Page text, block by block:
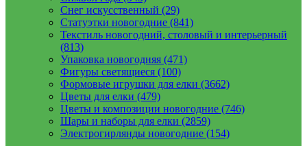
Снег искусственный (29)
Статуэтки новогодние (841)
Текстиль новогодний, столовый и интерьерный
(813)
Упаковка новогодняя (471)
Фигуры светящиеся (100)
Формовые игрушки для елки (3662)
Цветы для елки (479)
Цветы и композиции новогодние (746)
Шары и наборы для елки (2859)
Электрогирлянды новогодние (154)